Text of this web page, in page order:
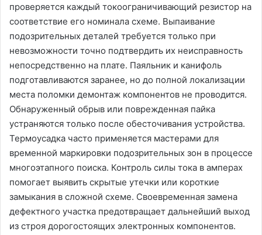
проверяется каждый токоограничивающий резистор на
соответствие его номинала схеме. Выпаивание
подозрительных деталей требуется только при
невозможности точно подтвердить их неисправность
непосредственно на плате. Паяльник и канифоль
подготавливаются заранее, но до полной локализации
места поломки демонтаж компонентов не проводится.
Обнаруженный обрыв или поврежденная пайка
устраняются только после обесточивания устройства.
Термоусадка часто применяется мастерами для
временной маркировки подозрительных зон в процессе
многоэтапного поиска. Контроль силы тока в амперах
помогает выявить скрытые утечки или короткие
замыкания в сложной схеме. Своевременная замена
дефектного участка предотвращает дальнейший выход
из строя дорогостоящих электронных компонентов.